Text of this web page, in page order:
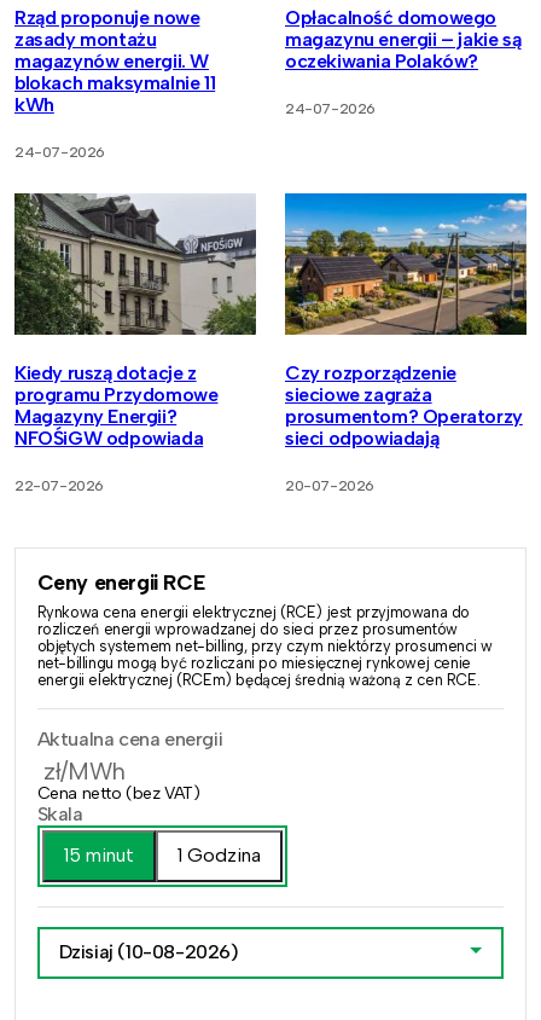
Rząd proponuje nowe
zasady montażu
magazynów energii. W
blokach maksymalnie 11
kWh
24-07-2026
Opłacalność domowego
magazynu energii – jakie są
oczekiwania Polaków?
24-07-2026
Kiedy ruszą dotacje z
programu Przydomowe
Magazyny Energii?
NFOŚiGW odpowiada
22-07-2026
Czy rozporządzenie
sieciowe zagraża
prosumentom? Operatorzy
sieci odpowiadają
20-07-2026
Ceny energii RCE
Rynkowa cena energii elektrycznej (RCE) jest przyjmowana do
rozliczeń energii wprowadzanej do sieci przez prosumentów
objętych systemem net-billing, przy czym niektórzy prosumenci w
net-billingu mogą być rozliczani po miesięcznej rynkowej cenie
energii elektrycznej (RCEm) będącej średnią ważoną z cen RCE.
Aktualna cena energii
zł/MWh
Cena netto (bez VAT)
Skala
15 minut
1 Godzina
Dzisiaj (10-08-2026)